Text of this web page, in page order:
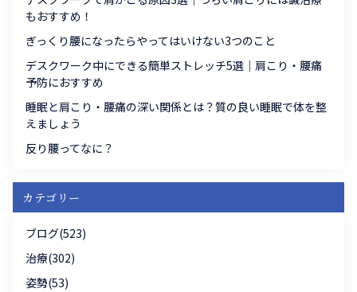
もおすすめ！
ぎっくり腰になったらやってはいけない3つのこと
デスクワーク中にできる簡単ストレッチ5選｜肩こり・腰痛
予防におすすめ
睡眠と肩こり・腰痛の深い関係とは？質の良い睡眠で体を整
えましょう
反り腰ってなに？
カテゴリー
ブログ(523)
治療(302)
姿勢(53)